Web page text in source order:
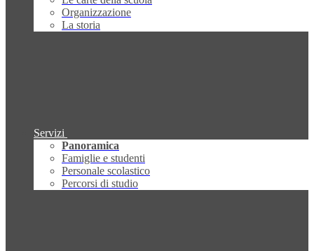
Organizzazione
La storia
Servizi
Panoramica
Famiglie e studenti
Personale scolastico
Percorsi di studio